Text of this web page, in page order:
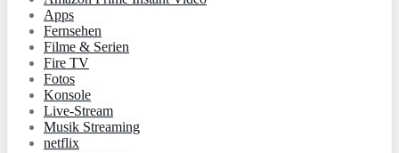
Apps
Fernsehen
Filme & Serien
Fire TV
Fotos
Konsole
Live-Stream
Musik Streaming
netflix